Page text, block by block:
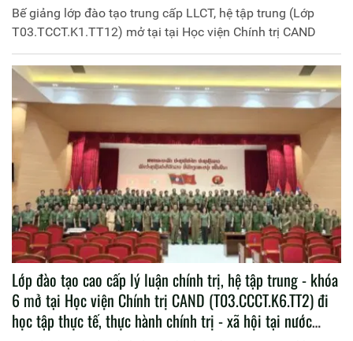
Bế giảng lớp đào tạo trung cấp LLCT, hệ tập trung (Lớp
T03.TCCT.K1.TT12) mở tại tại Học viện Chính trị CAND
Lớp đào tạo cao cấp lý luận chính trị, hệ tập trung - khóa
6 mở tại Học viện Chính trị CAND (T03.CCCT.K6.TT2) đi
học tập thực tế, thực hành chính trị - xã hội tại nước